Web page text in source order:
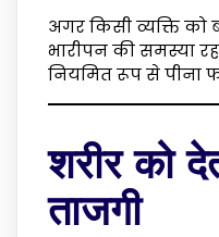
अगर किसी व्यक्ति को
भारीपन की समस्या
नियमित रूप से पीना
शरीर को
ताजगी